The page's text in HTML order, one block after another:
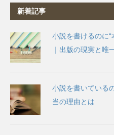
新着記事
小説を書けるのに
｜出版の現実と唯
小説を書いている
当の理由とは